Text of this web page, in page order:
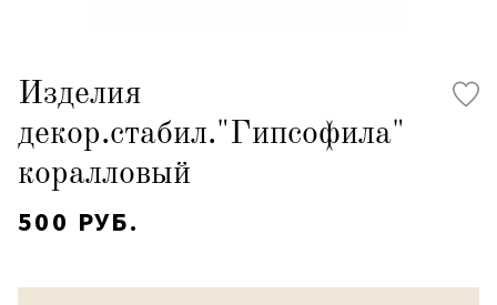
Изделия
декор.стабил."Гипсофила"
коралловый
500 РУБ.